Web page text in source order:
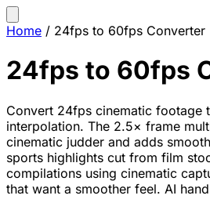
Home / 24fps to 60fps Converter
24fps to 60fps
Convert 24fps cinematic footage
interpolation. The 2.5× frame
cinematic judder and adds
sports highlights cut from film
compilations using cinematic
that want a smoother feel. AI